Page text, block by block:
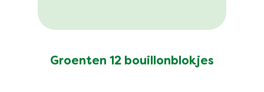
Groenten 12 bouillonblokjes